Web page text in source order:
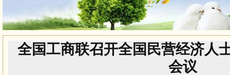
全国工商联召开全国民营经济人
会议